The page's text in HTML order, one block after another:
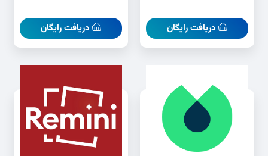
دریافت رایگان دریافت رایگان